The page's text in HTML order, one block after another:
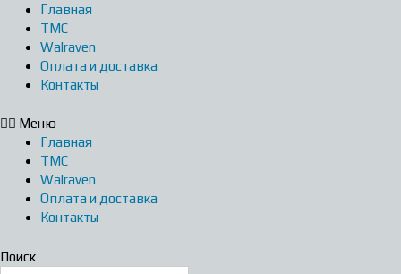
Главная
ТМС
Walraven
Оплата и доставка
Контакты
Меню
Главная
ТМС
Walraven
Оплата и доставка
Контакты
Поиск